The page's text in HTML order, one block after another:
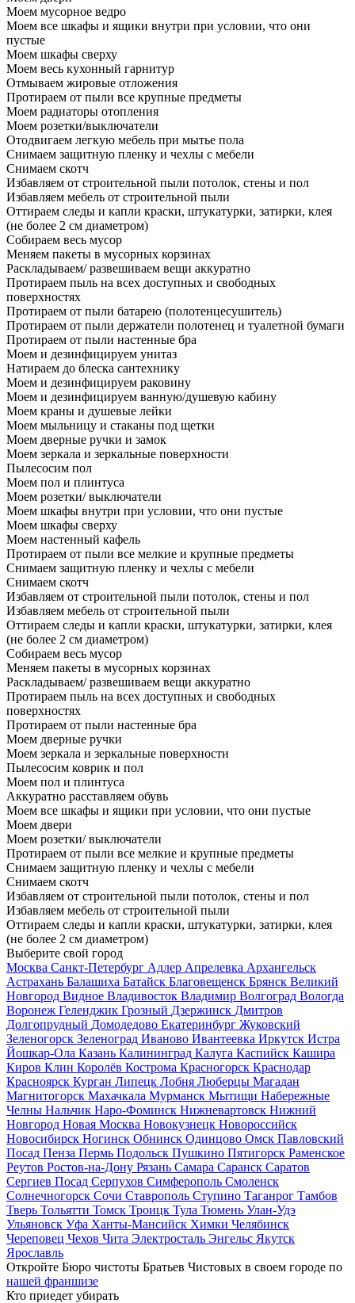
Моем мусорное ведро
Моем все шкафы и ящики внутри при условии, что они
пустые
Моем шкафы сверху
Моем весь кухонный гарнитур
Отмываем жировые отложения
Протираем от пыли все крупные предметы
Моем радиаторы отопления
Моем розетки/выключатели
Отодвигаем легкую мебель при мытье пола
Снимаем защитную пленку и чехлы с мебели
Снимаем скотч
Избавляем от строительной пыли потолок, стены и пол
Избавляем мебель от строительной пыли
Оттираем следы и капли краски, штукатурки, затирки, клея
(не более 2 см диаметром)
Собираем весь мусор
Меняем пакеты в мусорных корзинах
Раскладываем/ развешиваем вещи аккуратно
Протираем пыль на всех доступных и свободных
поверхностях
Протираем от пыли батарею (полотенцесушитель)
Протираем от пыли держатели полотенец и туалетной бумаги
Протираем от пыли настенные бра
Моем и дезинфицируем унитаз
Натираем до блеска сантехнику
Моем и дезинфицируем раковину
Моем и дезинфицируем ванную/душевую кабину
Моем краны и душевые лейки
Моем мыльницу и стаканы под щетки
Моем дверные ручки и замок
Моем зеркала и зеркальные поверхности
Пылесосим пол
Моем пол и плинтуса
Моем розетки/ выключатели
Моем шкафы внутри при условии, что они пустые
Моем шкафы сверху
Моем настенный кафель
Протираем от пыли все мелкие и крупные предметы
Снимаем защитную пленку и чехлы с мебели
Снимаем скотч
Избавляем от строительной пыли потолок, стены и пол
Избавляем мебель от строительной пыли
Оттираем следы и капли краски, штукатурки, затирки, клея
(не более 2 см диаметром)
Собираем весь мусор
Меняем пакеты в мусорных корзинах
Раскладываем/ развешиваем вещи аккуратно
Протираем пыль на всех доступных и свободных
поверхностях
Протираем от пыли настенные бра
Моем дверные ручки
Моем зеркала и зеркальные поверхности
Пылесосим коврик и пол
Моем пол и плинтуса
Аккуратно расставляем обувь
Моем все шкафы и ящики при условии, что они пустые
Моем двери
Моем розетки/ выключатели
Протираем от пыли все мелкие и крупные предметы
Снимаем защитную пленку и чехлы с мебели
Снимаем скотч
Избавляем от строительной пыли потолок, стены и пол
Избавляем мебель от строительной пыли
Оттираем следы и капли краски, штукатурки, затирки, клея
(не более 2 см диаметром)
Выберите свой город
Москва Санкт-Петербург Адлер Апрелевка Архангельск
Астрахань Балашиха Батайск Благовещенск Брянск Великий
Новгород Видное Владивосток Владимир Волгоград Вологда
Воронеж Геленджик Грозный Дзержинск Дмитров
Долгопрудный Домодедово Екатеринбург Жуковский
Зеленогорск Зеленоград Иваново Ивантеевка Иркутск Истра
Йошкар-Ола Казань Калининград Калуга Каспийск Кашира
Киров Клин Королёв Кострома Красногорск Краснодар
Красноярск Курган Липецк Лобня Люберцы Магадан
Магнитогорск Махачкала Мурманск Мытищи Набережные
Челны Нальчик Наро-Фоминск Нижневартовск Нижний
Новгород Новая Москва Новокузнецк Новороссийск
Новосибирск Ногинск Обнинск Одинцово Омск Павловский
Посад Пенза Пермь Подольск Пушкино Пятигорск Раменское
Реутов Ростов-на-Дону Рязань Самара Саранск Саратов
Сергиев Посад Серпухов Симферополь Смоленск
Солнечногорск Сочи Ставрополь Ступино Таганрог Тамбов
Тверь Тольятти Томск Троицк Тула Тюмень Улан-Удэ
Ульяновск Уфа Ханты-Мансийск Химки Челябинск
Череповец Чехов Чита Электросталь Энгельс Якутск
Ярославль
Откройте Бюро чистоты Братьев Чистовых в своем городе по
нашей франшизе
Кто приедет убирать